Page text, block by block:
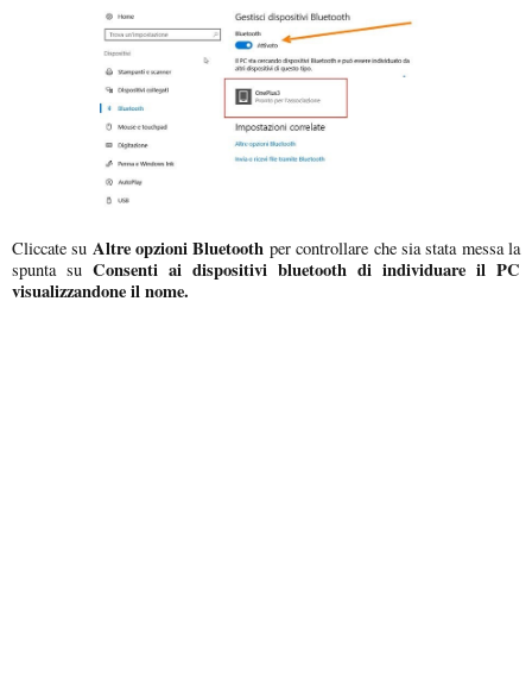
Cliccate su Altre opzioni Bluetooth per controllare che sia stata messa la
spunta su Consenti ai dispositivi bluetooth di individuare il PC
visualizzandone il nome.